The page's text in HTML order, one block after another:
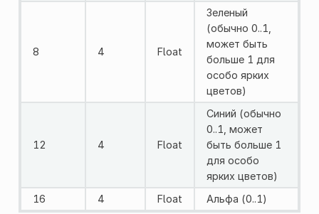
8 4 Float
Зеленый
(обычно 0..1,
может быть
больше 1 для
особо ярких
цветов)
12 4 Float
Синий (обычно
0..1, может
быть больше 1
для особо
ярких цветов)
16
4 Float Альфа (0..1)